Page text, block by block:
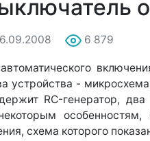
6 879
устройства -
RC-генератор,
схема которого